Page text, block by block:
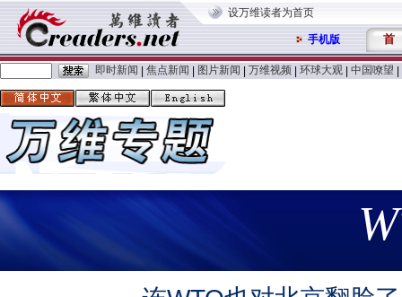
设万维读者为首页
手机版 首
即时新闻 焦点新闻 图片新闻 万维视频 环球大观 中国嘹望